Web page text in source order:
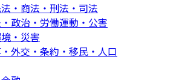
・商法・刑法・司法
政治・労働運動・公害
・災害
外交・条約・移民・人口